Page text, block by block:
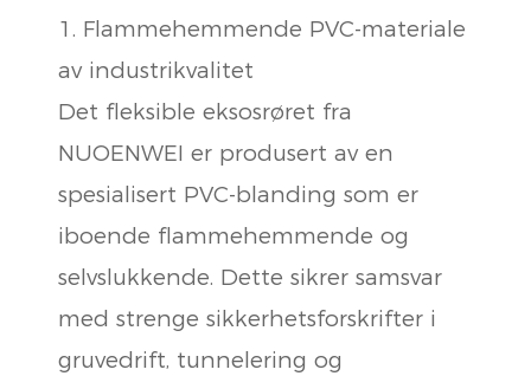
1. Flammehemmende PVC-materiale
av industrikvalitet
Det fleksible eksosrøret fra
NUOENWEI er produsert av en
spesialisert PVC-blanding som er
iboende flammehemmende og
selvslukkende. Dette sikrer samsvar
med strenge sikkerhetsforskrifter i
gruvedrift, tunnelering og